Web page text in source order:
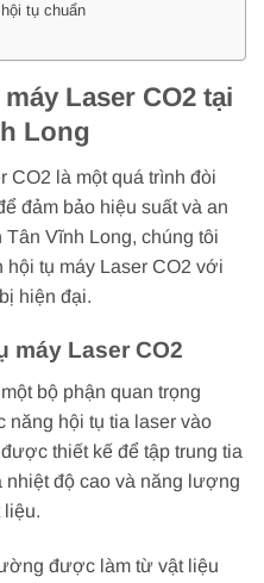
tụ chuẩn
Laser CO2 tại
Long
CO2 là một quá trình đòi
đảm bảo hiệu suất và an
Vĩnh Long, chúng tôi
hội tụ máy Laser CO2 với
hiện đại.
máy Laser CO2
bộ phận quan trọng
năng hội tụ tia laser vào
thiết kế để tập trung tia
nhiệt độ cao và năng lượng
liệu.
được làm từ vật liệu